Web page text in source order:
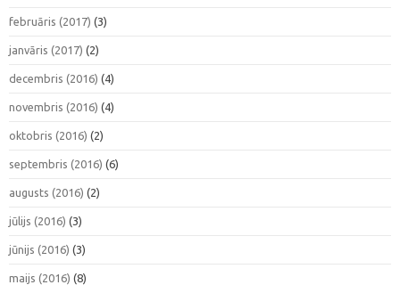
februāris (2017) (3)
janvāris (2017) (2)
decembris (2016) (4)
novembris (2016) (4)
oktobris (2016) (2)
septembris (2016) (6)
augusts (2016) (2)
jūlijs (2016) (3)
jūnijs (2016) (3)
maijs (2016) (8)